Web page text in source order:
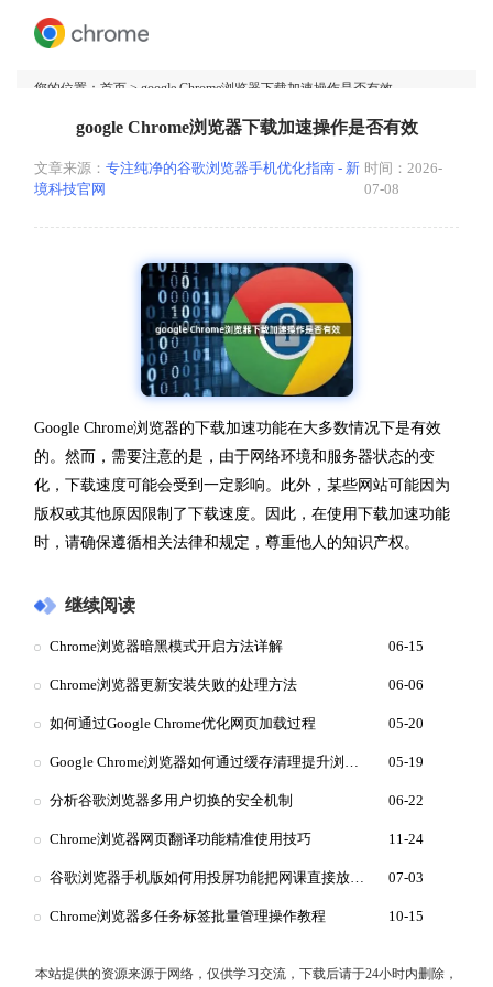
您的位置： 首页 > google Chrome浏览器下载加速操作是否有效
google Chrome浏览器下载加速操作是否有效
文章来源： 专注纯净的谷歌浏览器手机优化指南 - 新
境科技官网
时间：2026-
07-08
Google Chrome浏览器的下载加速功能在大多数情况下是有效
的。然而，需要注意的是，由于网络环境和服务器状态的变
化，下载速度可能会受到一定影响。此外，某些网站可能因为
版权或其他原因限制了下载速度。因此，在使用下载加速功能
时，请确保遵循相关法律和规定，尊重他人的知识产权。
继续阅读
Chrome浏览器暗黑模式开启方法详解 06-15
Chrome浏览器更新安装失败的处理方法 06-06
如何通过Google Chrome优化网页加载过程 05-20
Google Chrome浏览器如何通过缓存清理提升浏览速度 05-19
分析谷歌浏览器多用户切换的安全机制 06-22
Chrome浏览器网页翻译功能精准使用技巧 11-24
谷歌浏览器手机版如何用投屏功能把网课直接放大到白板 07-03
Chrome浏览器多任务标签批量管理操作教程 10-15
本站提供的资源来源于网络，仅供学习交流，下载后请于24小时内删除，